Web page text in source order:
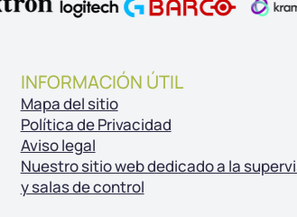
INFORMACIÓN ÚTIL
Mapa del sitio
Política de Privacidad
Aviso legal
Nuestro sitio web dedicado a la
y salas de control